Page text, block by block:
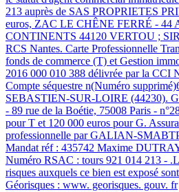
213 auprès de SAS PROPRIETES
euros, ZAC LE CHÊNE FERRÉ - 44
CONTINENTS 44120 VERTOU ;
RCS Nantes. Carte Professionnelle
fonds de commerce (T) et Gestion
2016 000 010 388 délivrée par la CCI
Compte séquestre n(Numéro
SEBASTIEN-SUR-LOIRE (44230).
- 89 rue de la Boétie, 75008 Paris -
pour T et 120 000 euros pour G.
professionnelle par GALIAN-
Mandat réf : 435742 Maxime
Numéro RSAC : tours 921 014 213 -
risques auxquels ce bien est exposé
Géorisques : www. georisques. gouv. fr